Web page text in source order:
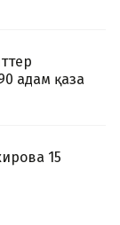
адам қаза
15